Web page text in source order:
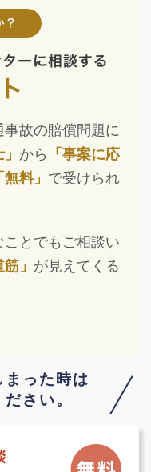
故の賠償問題に
から
「事案に応
無料」 で受けられ
とでもご相談い
」 が見えてくる
った時は
さい。